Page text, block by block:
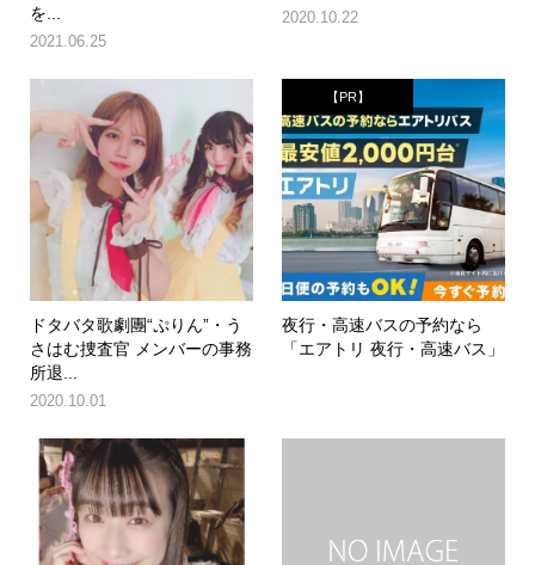
を...
2021.06.25
2020.10.22
ドタバタ歌劇團“ぷりん”・う
さはむ捜査官 メンバーの事務
所退...
2020.10.01
【PR】
夜行・高速バスの予約なら
「エアトリ 夜行・高速バス」